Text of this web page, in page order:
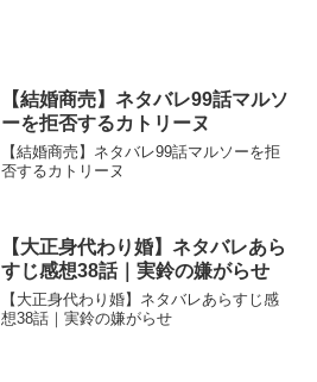
【結婚商売】ネタバレ99話マルソ
ーを拒否するカトリーヌ
【結婚商売】ネタバレ99話マルソーを拒
否するカトリーヌ
【大正身代わり婚】ネタバレあら
すじ感想38話｜実鈴の嫌がらせ
【大正身代わり婚】ネタバレあらすじ感
想38話｜実鈴の嫌がらせ